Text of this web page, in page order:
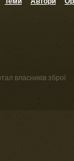
власників зброї